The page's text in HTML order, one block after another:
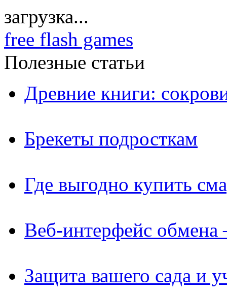
загрузка...
free flash games
Полезные статьи
Древние книги:
Брекеты подросткам
Где выгодно купить
Веб-интерфейс
Защита вашего сада и